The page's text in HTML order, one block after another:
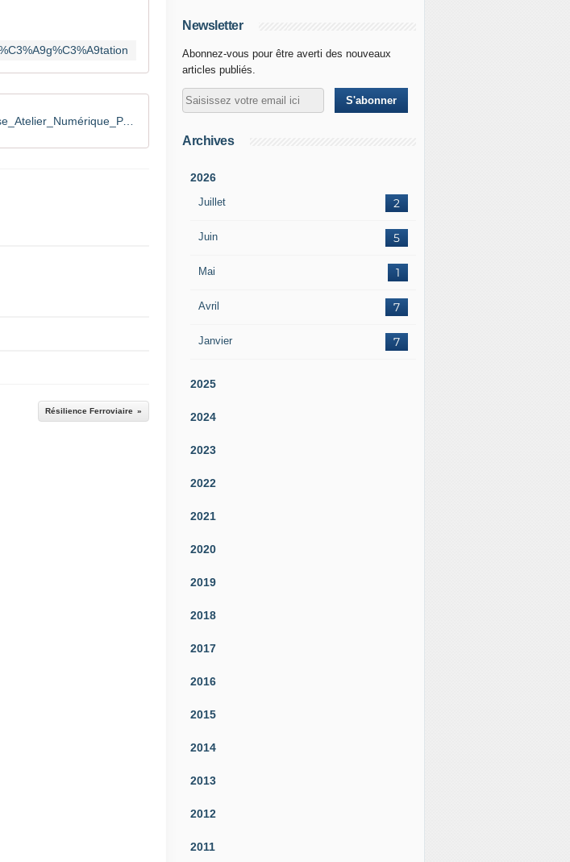
20201001_SNCF Réseau_EGALIM_Syntèse_Atelier_Numérique_PACA_VF
Résilience Ferroviaire
Newsletter
Abonnez-vous pour être averti des nouveaux
articles publiés.
Archives
2026
Juillet 2
Juin 5
Mai 1
Avril 7
Janvier 7
2025
2024
2023
2022
2021
2020
2019
2018
2017
2016
2015
2014
2013
2012
2011